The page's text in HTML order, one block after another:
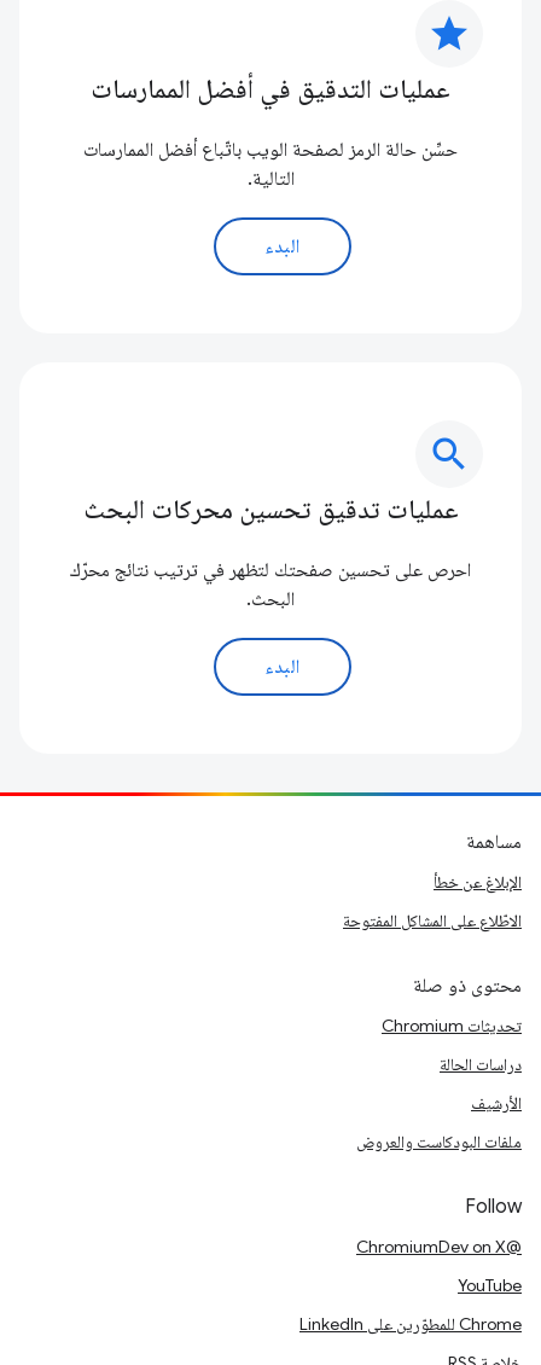
star
عمليات التدقيق في أفضل الممارسات
حسِّن حالة الرمز لصفحة الويب باتّباع أفضل الممارسات
التالية.
البدء
search
عمليات تدقيق تحسين محركات البحث
احرص على تحسين صفحتك لتظهر في ترتيب نتائج محرّك
البحث.
البدء
مساهمة
الإبلاغ عن خطأ
الاطّلاع على المشاكل المفتوحة
محتوى ذو صلة
تحديثات Chromium
دراسات الحالة
الأرشيف
ملفات البودكاست والعروض
Follow
@ChromiumDev on X
YouTube
Chrome للمطوّرين على LinkedIn